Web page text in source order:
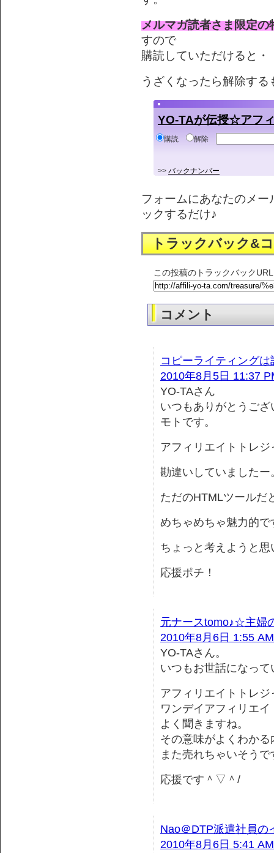
メルマガ読者さま限定の
すので
購読していただけると
うざくなったら解除す
YO-TAが伝授☆アフ
購読 解除
>> バックナンバー
フォームにあなたのメ
ックするだけ♪
トラックバック&
この投稿のトラックバック
コメント
コピーライティング
2010年8月5日 11:37
YO-TAさん
いつもありがとうござ
モトです。
アフィリエイトトレジ
勘違いしていましたー
ただのHTMLツールだ
めちゃめちゃ魅力的で
ちょっと考えようと思
応援ポチ！
元ナースtomo♪☆主婦
2010年8月6日 1:55 AM
YO-TAさん。
いつもお世話になって
アフィリエイトトレジ
ワンデイアフィリエ
よく聞きますね。
その意味がよくわか
また売れちゃいそうで
応援です＾▽＾/
Nao＠DTP派遣社員の
2010年8月6日 5:41 AM